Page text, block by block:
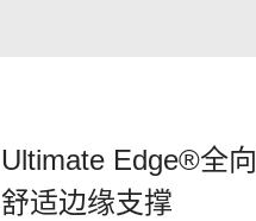
Ultimate Edge®全向
舒适边缘支撑